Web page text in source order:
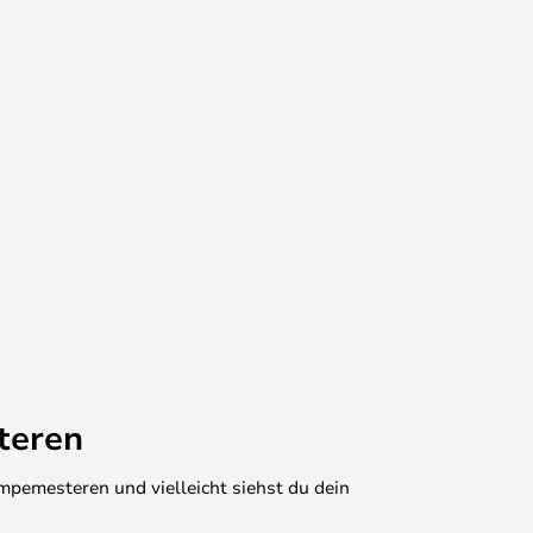
und vielleicht siehst du dein